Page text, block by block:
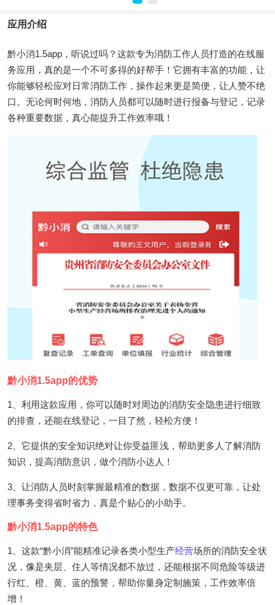
应用介绍
黔小消1.5app，听说过吗？这款专为消防工作人员打造的在线服
务应用，真的是一个不可多得的好帮手！它拥有丰富的功能，让
你能够轻松应对日常消防工作，操作起来更是简便，让人赞不绝
口。无论何时何地，消防人员都可以随时进行报备与登记，记录
各种重要数据，真心能提升工作效率哦！
黔小消1.5app的优势
1、利用这款应用，你可以随时对周边的消防安全隐患进行细致
的排查，还能在线登记，一目了然，轻松方便！
2、它提供的安全知识绝对让你受益匪浅，帮助更多人了解消防
知识，提高消防意识，做个消防小达人！
3、让消防人员时刻掌握最精准的数据，数据不仅更可靠，让处
理事务变得省时省力，真是个贴心的小助手。
黔小消1.5app的特色
1、这款“黔小消”能精准记录各类小型生产经营场所的消防安全状
况，像是夹层、住人等情况都不放过，还能根据不同危险等级进
行红、橙、黄、蓝的预警，帮助你量身定制施策，工作效率倍
增！